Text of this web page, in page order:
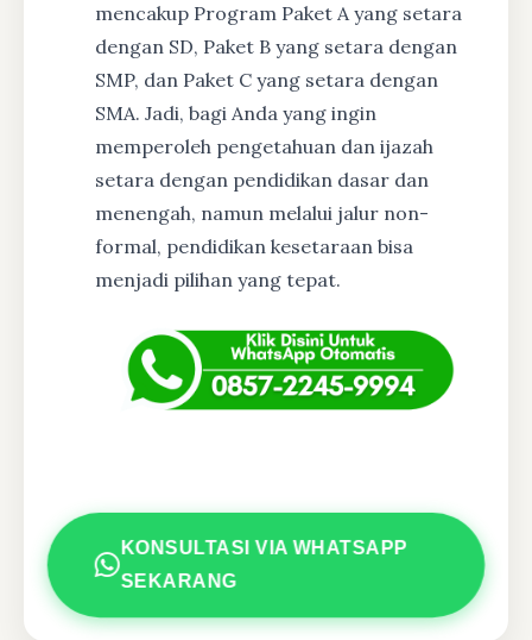
mencakup Program Paket A yang setara
dengan SD, Paket B yang setara dengan
SMP, dan Paket C yang setara dengan
SMA. Jadi, bagi Anda yang ingin
memperoleh pengetahuan dan ijazah
setara dengan pendidikan dasar dan
menengah, namun melalui jalur non-
formal, pendidikan kesetaraan bisa
menjadi pilihan yang tepat.
KONSULTASI VIA WHATSAPP
SEKARANG